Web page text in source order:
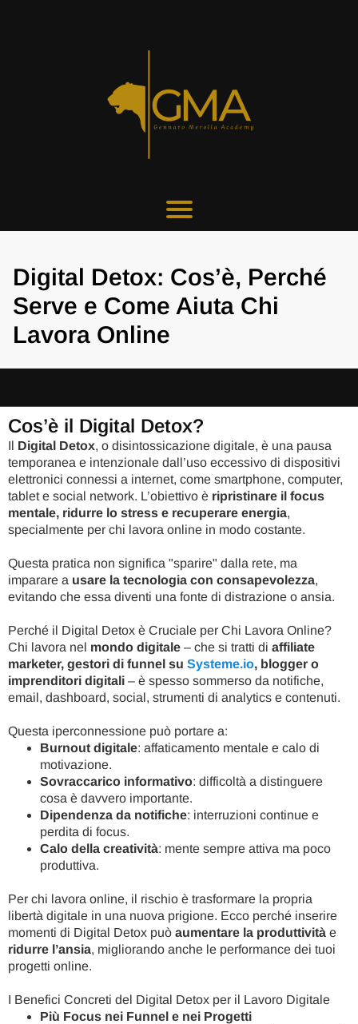
Digital Detox: Cos’è, Perché
Serve e Come Aiuta Chi
Lavora Online
Cos’è il Digital Detox?
Il Digital Detox, o disintossicazione digitale, è una pausa
temporanea e intenzionale dall’uso eccessivo di dispositivi
elettronici connessi a internet, come smartphone, computer,
tablet e social network. L’obiettivo è ripristinare il focus
mentale, ridurre lo stress e recuperare energia,
specialmente per chi lavora online in modo costante.
Questa pratica non significa "sparire" dalla rete, ma
imparare a usare la tecnologia con consapevolezza,
evitando che essa diventi una fonte di distrazione o ansia.
Perché il Digital Detox è Cruciale per Chi Lavora Online?
Chi lavora nel mondo digitale – che si tratti di affiliate
marketer, gestori di funnel su Systeme.io, blogger o
imprenditori digitali – è spesso sommerso da notifiche,
email, dashboard, social, strumenti di analytics e contenuti.
Questa iperconnessione può portare a:
Burnout digitale: affaticamento mentale e calo di
motivazione.
Sovraccarico informativo: difficoltà a distinguere
cosa è davvero importante.
Dipendenza da notifiche: interruzioni continue e
perdita di focus.
Calo della creatività: mente sempre attiva ma poco
produttiva.
Per chi lavora online, il rischio è trasformare la propria
libertà digitale in una nuova prigione. Ecco perché inserire
momenti di Digital Detox può aumentare la produttività e
ridurre l’ansia, migliorando anche le performance dei tuoi
progetti online.
I Benefici Concreti del Digital Detox per il Lavoro Digitale
Più Focus nei Funnel e nei Progetti